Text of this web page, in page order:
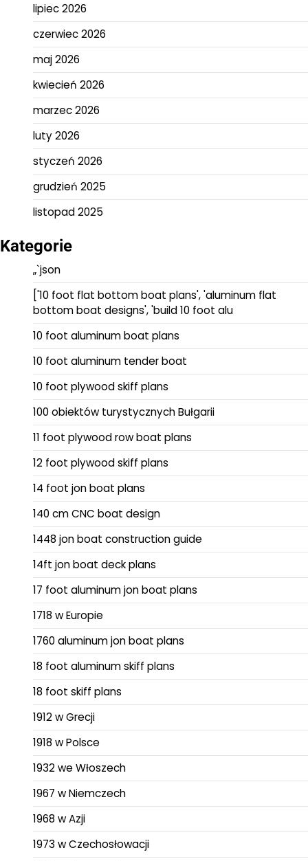
lipiec 2026
czerwiec 2026
maj 2026
kwiecień 2026
marzec 2026
luty 2026
styczeń 2026
grudzień 2025
listopad 2025
Kategorie
„`json
['10 foot flat bottom boat plans', 'aluminum flat
bottom boat designs', 'build 10 foot alu
10 foot aluminum boat plans
10 foot aluminum tender boat
10 foot plywood skiff plans
100 obiektów turystycznych Bułgarii
11 foot plywood row boat plans
12 foot plywood skiff plans
14 foot jon boat plans
140 cm CNC boat design
1448 jon boat construction guide
14ft jon boat deck plans
17 foot aluminum jon boat plans
1718 w Europie
1760 aluminum jon boat plans
18 foot aluminum skiff plans
18 foot skiff plans
1912 w Grecji
1918 w Polsce
1932 we Włoszech
1967 w Niemczech
1968 w Azji
1973 w Czechosłowacji